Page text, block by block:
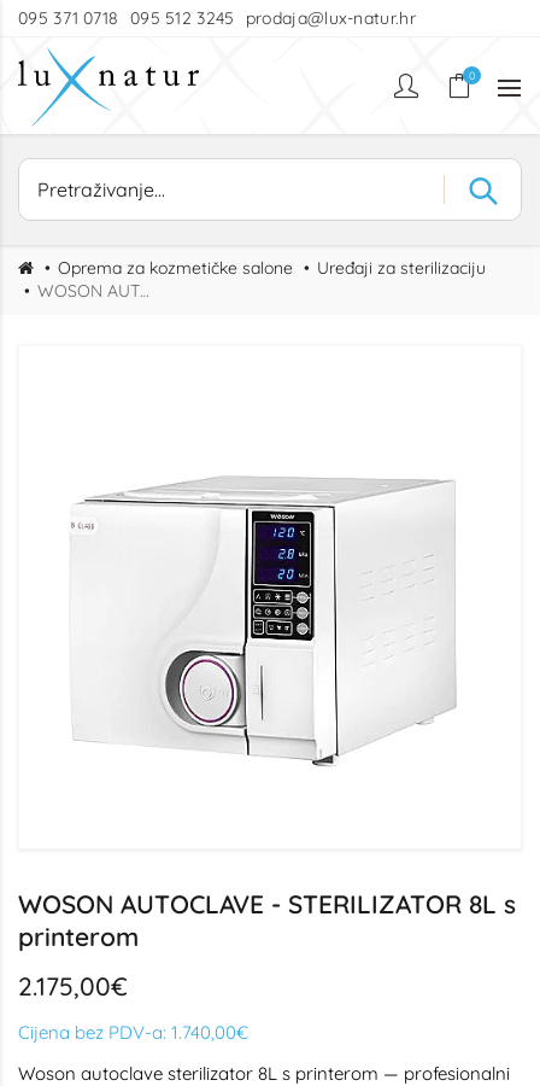
095 371 0718 095 512 3245 prodaja@lux-natur.hr
0
Oprema za kozmetičke salone
Uređaji za sterilizaciju
WOSON AUTOCLAVE - STERILIZATOR 8L s printerom
WOSON AUTOCLAVE - STERILIZATOR 8L s
printerom
2.175,00€
Cijena bez PDV-a: 1.740,00€
Woson autoclave sterilizator 8L s printerom — profesionalni